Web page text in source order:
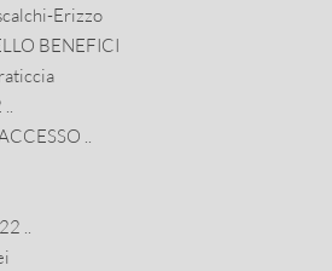
Erizzo
BENEFICI
..
..